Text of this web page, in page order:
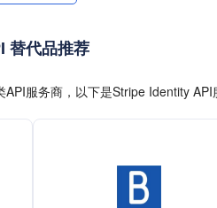
替代品推荐
服务商，以下是Stripe Identity